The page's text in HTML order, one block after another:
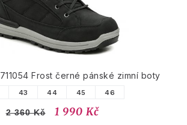
Frost černé pánské zimní boty
43 44 45 46
2 360 Kč 1 990 Kč